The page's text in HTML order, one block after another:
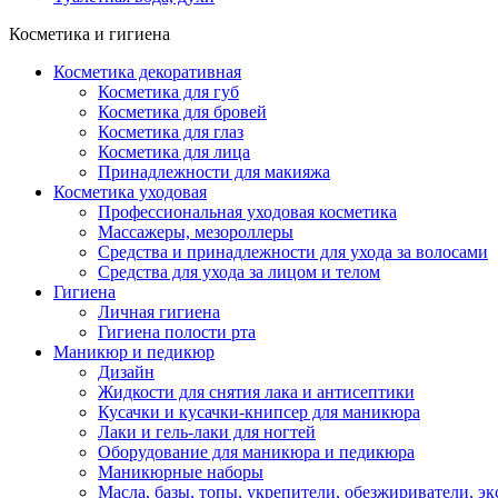
Косметика и гигиена
Косметика декоративная
Косметика для губ
Косметика для бровей
Косметика для глаз
Косметика для лица
Принадлежности для макияжа
Косметика уходовая
Профессиональная уходовая косметика
Массажеры, мезороллеры
Средства и принадлежности для ухода за волосами
Средства для ухода за лицом и телом
Гигиена
Личная гигиена
Гигиена полости рта
Маникюр и педикюр
Дизайн
Жидкости для снятия лака и антисептики
Кусачки и кусачки-книпсер для маникюра
Лаки и гель-лаки для ногтей
Оборудование для маникюра и педикюра
Маникюрные наборы
Масла, базы, топы, укрепители, обезжириватели,